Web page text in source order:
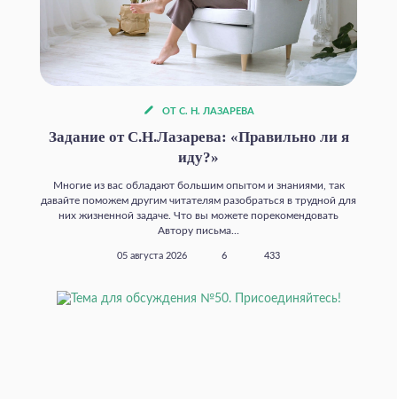
ОТ С. Н. ЛАЗАРЕВА
Задание от С.Н.Лазарева: «Правильно ли я
иду?»
Многие из вас обладают большим опытом и знаниями, так
давайте поможем другим читателям разобраться в трудной для
них жизненной задаче. Что вы можете порекомендовать
Автору письма...
05 августа 2026 6 433